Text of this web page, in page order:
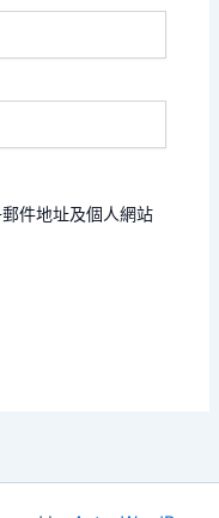
件地址及個人網站